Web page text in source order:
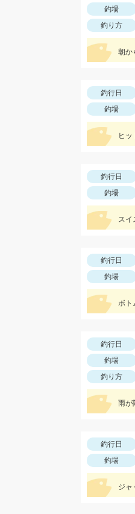
釣場
釣り方
朝か
釣行日
釣場
ヒッ
釣行日
釣場
スイ
釣行日
釣場
ボト
釣行日
釣場
釣り方
釣行日
釣場
ジャ